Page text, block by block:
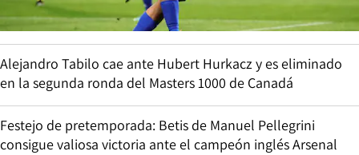
Alejandro Tabilo cae ante Hubert Hurkacz y es eliminado
en la segunda ronda del Masters 1000 de Canadá
Festejo de pretemporada: Betis de Manuel Pellegrini
consigue valiosa victoria ante el campeón inglés Arsenal